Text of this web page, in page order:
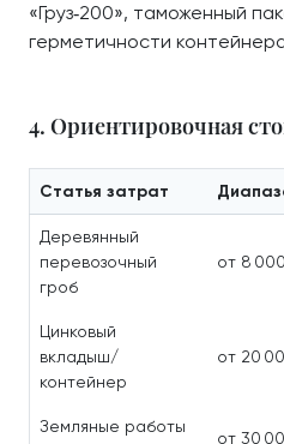
«Груз‑200», таможенный
герметичности
4. Ориентировочная
Статья затрат
Деревянный
перевозочный
гроб
от 8 000
Цинковый
вкладыш/
контейнер
от 20
Земляные работы
от 30